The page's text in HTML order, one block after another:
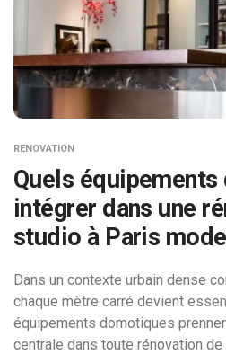
RENOVATION
Quels
intégrer dans une
studio à Paris
Dans un contexte urbain dense
chaque mètre carré devient
équipements domotiques
centrale dans toute rénovation de